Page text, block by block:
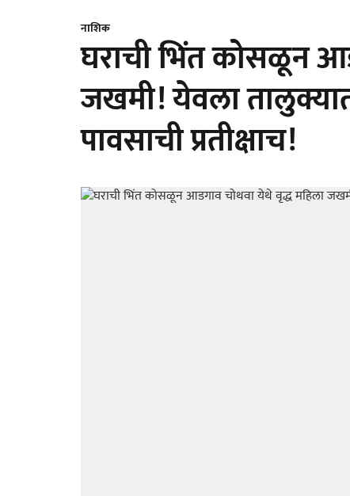
नाशिक
घराची भिंत कोसळून
जखमी! येवला
पावसाची प्रतीक्षाच!